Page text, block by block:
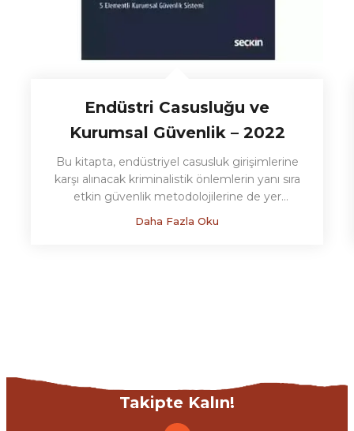
Endüstri Casusluğu ve
Kurumsal Güvenlik – 2022
Bu kitapta, endüstriyel casusluk girişimlerine
karşı alınacak kriminalistik önlemlerin yanı sıra
etkin güvenlik metodolojilerine de yer
vermiştir. Çok iyi araştırılmış ve kaleme alınmış
Daha Fazla Oku
Takipte Kalın!